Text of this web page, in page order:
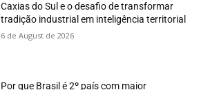
Caxias do Sul e o desafio de transformar
tradição industrial em inteligência territorial
6 de August de 2026
Por que Brasil é 2º país com maior